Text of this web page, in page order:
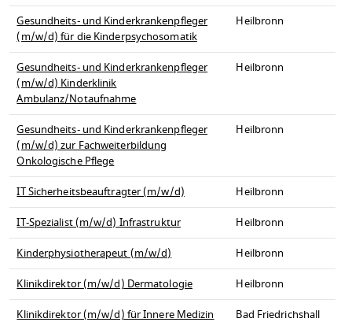
Gesundheits- und Kinderkrankenpfleger
(m/w/d) für die Kinderpsychosomatik
Heilbronn
Gesundheits- und Kinderkrankenpfleger
(m/w/d) Kinderklinik
Ambulanz/Notaufnahme
Heilbronn
Gesundheits- und Kinderkrankenpfleger
(m/w/d) zur Fachweiterbildung
Onkologische Pflege
Heilbronn
IT Sicherheitsbeauftragter (m/w/d)
Heilbronn
IT-Spezialist (m/w/d) Infrastruktur
Heilbronn
Kinderphysiotherapeut (m/w/d)
Heilbronn
Klinikdirektor (m/w/d) Dermatologie
Heilbronn
Klinikdirektor (m/w/d) für Innere Medizin
Bad Friedrichshall